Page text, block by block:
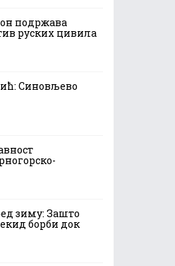
подржава
руских цивила
Синовљево
зиму: Зашто
борби док